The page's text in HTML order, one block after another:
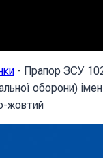
- Прапор ЗСУ
оборони)
жовтий